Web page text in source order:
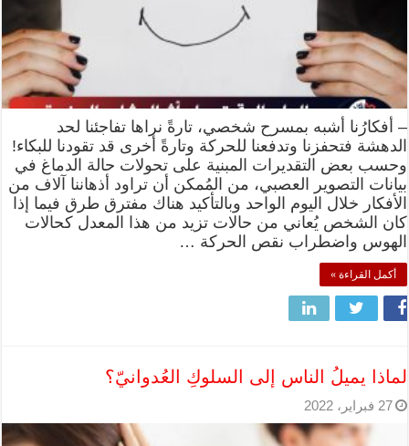
– أفكارُنا أشبه بمسرح شخصي، تارةً نراها تفاجئنا لحد
الدهشة فتحفزنا وتدفعنا للحركة وتارةً أخرى قد تقودنا للبكاء!
وحسب بعض التقديرات المبنية على تحولات حالة الدماغ في
بيانات التصوير العصبي، من المُمكن أن تراود أذهاننا آلاف من
الأفكار خلال اليوم الواحد وبالتأكيد هناك مفترق طرق فيما إذا
كان الشخص يُعاني من حالات تزيد من هذا المعدل كحالات
الهوس واضطراب نقص الحركة …
أكمل القراءة »
لماذا يميلُ الناس إلى السلوكِ العُدوانيّ؟
27 فبراير، 2022